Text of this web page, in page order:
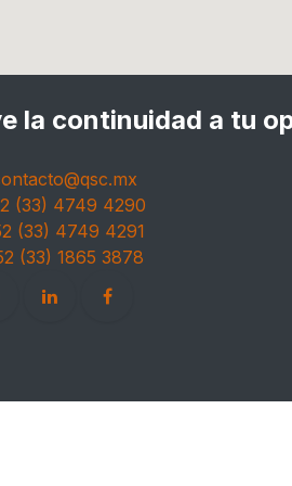
la continuidad a tu
(33) 4749 4290
(33) 4749 4291
(33) 1865 3878